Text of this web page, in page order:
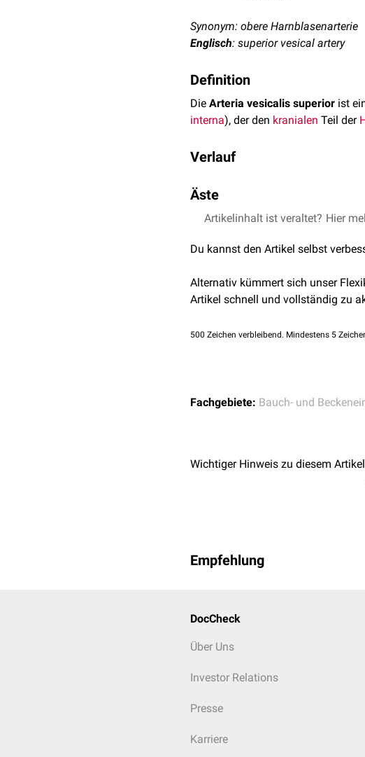
Synonym: obere Harnblasenarterie
Englisch: superior vesical artery
Definition
Die Arteria vesicalis superior ist
interna), der den kranialen Teil der
Verlauf
kleine Äste auf, die den oberen
in derPlica vesicalis transversa.
Äste
Arteria ductus deferentis
Artikelinhalt ist veraltet? Hier
Du kannst den Artikel selbst
Alternativ kümmert sich unser
Artikel schnell und vollständig zu
500 Zeichen verbleibend. Mindestens 5
Fachgebiete: Bauch- und
Wichtiger Hinweis zu diesem Artikel
Empfehlung
DocCheck
Über Uns
Investor Relations
Presse
Karriere